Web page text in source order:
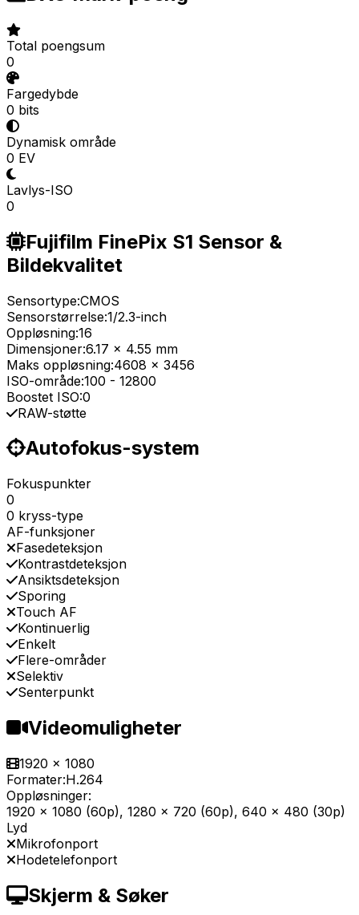
Total poengsum
0
Fargedybde
0 bits
Dynamisk område
0 EV
Lavlys-ISO
0
Fujifilm FinePix S1 Sensor &
Bildekvalitet
Sensortype:CMOS
Sensorstørrelse:1/2.3-inch
Oppløsning:16
Dimensjoner:6.17 x 4.55 mm
Maks oppløsning:4608 x 3456
ISO-område:100 - 12800
Boostet ISO:0
RAW-støtte
Autofokus-system
Fokuspunkter
0
0 kryss-type
AF-funksjoner
Fasedeteksjon
Kontrastdeteksjon
Ansiktsdeteksjon
Sporing
Touch AF
Kontinuerlig
Enkelt
Flere-områder
Selektiv
Senterpunkt
Videomuligheter
1920 x 1080
Formater:H.264
Oppløsninger:
1920 x 1080 (60p), 1280 x 720 (60p), 640 x 480 (30p)
Lyd
Mikrofonport
Hodetelefonport
Skjerm & Søker